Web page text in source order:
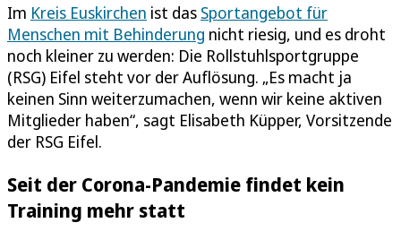
Im Kreis Euskirchen ist das Sportangebot für
Menschen mit Behinderung nicht riesig, und es droht
noch kleiner zu werden: Die Rollstuhlsportgruppe
(RSG) Eifel steht vor der Auflösung. „Es macht ja
keinen Sinn weiterzumachen, wenn wir keine aktiven
Mitglieder haben“, sagt Elisabeth Küpper, Vorsitzende
der RSG Eifel.
Seit der Corona-Pandemie findet kein
Training mehr statt